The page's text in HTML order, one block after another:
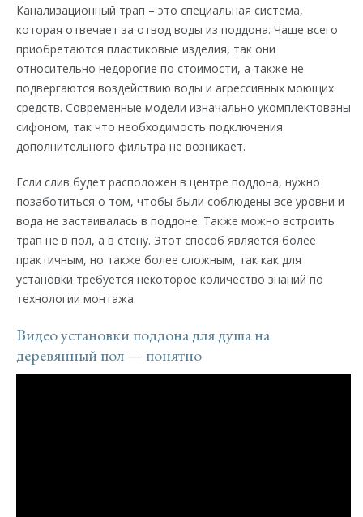
Канализационный трап – это специальная система,
которая отвечает за отвод воды из поддона. Чаще всего
приобретаются пластиковые изделия, так они
относительно недорогие по стоимости, а также не
подвергаются воздействию воды и агрессивных моющих
средств. Современные модели изначально укомплектованы
сифоном, так что необходимость подключения
дополнительного фильтра не возникает.
Если слив будет расположен в центре поддона, нужно
позаботиться о том, чтобы были соблюдены все уровни и
вода не застаивалась в поддоне. Также можно встроить
трап не в пол, а в стену. Этот способ является более
практичным, но также более сложным, так как для
установки требуется некоторое количество знаний по
технологии монтажа.
Видео установки поддона для душа на
деревянный пол — понятно